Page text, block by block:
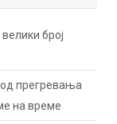
број
прегревања
на време